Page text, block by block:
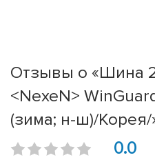
Отзывы о «Шина
<NexeN>
(зима; н-ш)/Корея/
0.0